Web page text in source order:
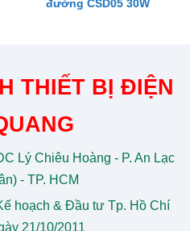
đường CSD05 30W
THIẾT BỊ ĐIỆN
Lý Chiêu Hoàng - P. An Lạc
- TP. HCM
hoạch & Đầu tư Tp. Hồ Chí
21/10/2011